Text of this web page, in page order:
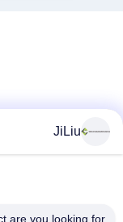
JiLiu
are you looking for?